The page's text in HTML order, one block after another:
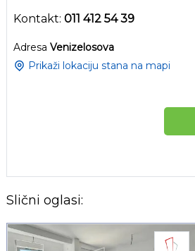
Kontakt: 011 412 54 39
Adresa Venizelosova
Prikaži lokaciju stana na mapi
Slični oglasi: